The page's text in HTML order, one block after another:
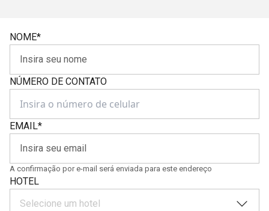
NOME*
NÚMERO DE CONTATO
EMAIL*
A confirmação por e-mail será enviada para este endereço
HOTEL
Selecione um hotel